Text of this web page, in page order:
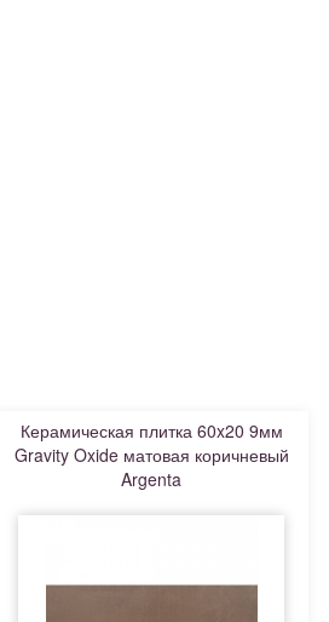
Керамическая плитка 60x20 9мм
Gravity Oxide матовая коричневый
Argenta